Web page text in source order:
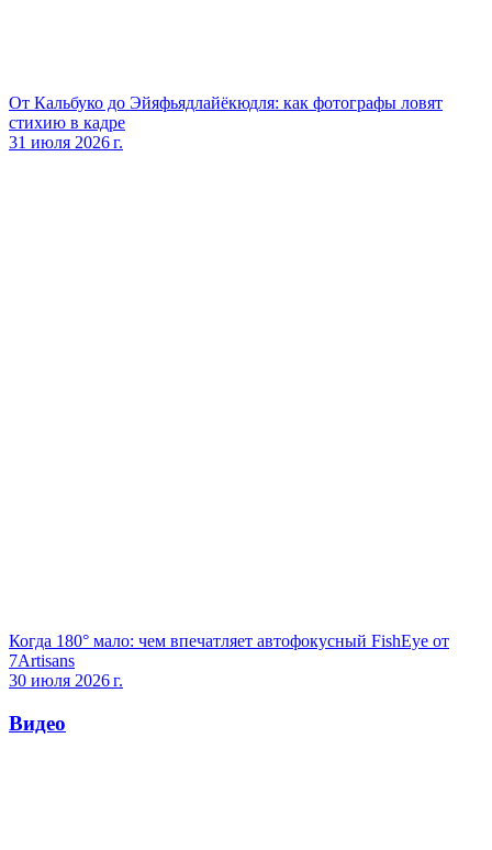
От Кальбуко до Эйяфьядлайёкюдля: как фотографы ловят
стихию в кадре
31 июля 2026 г.
Когда 180° мало: чем впечатляет автофокусный FishEye от
7Artisans
30 июля 2026 г.
Видео